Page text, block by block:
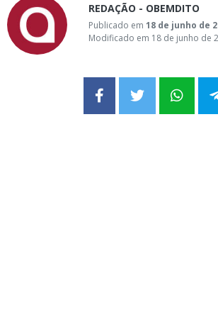
REDAÇÃO - OBEMDITO
Publicado em 18 de junho de
Modificado em 18 de junho de